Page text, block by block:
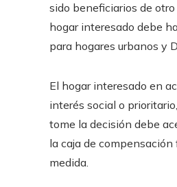
sido beneficiarios de
hogar interesado debe
para hogares urbanos y
El hogar interesado en
interés social o
tome la decisión debe
la caja de
medida.